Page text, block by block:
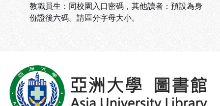
教職員生：同校園入口密碼，其他讀者：預設為身
份證後六碼。請區分字母大小。